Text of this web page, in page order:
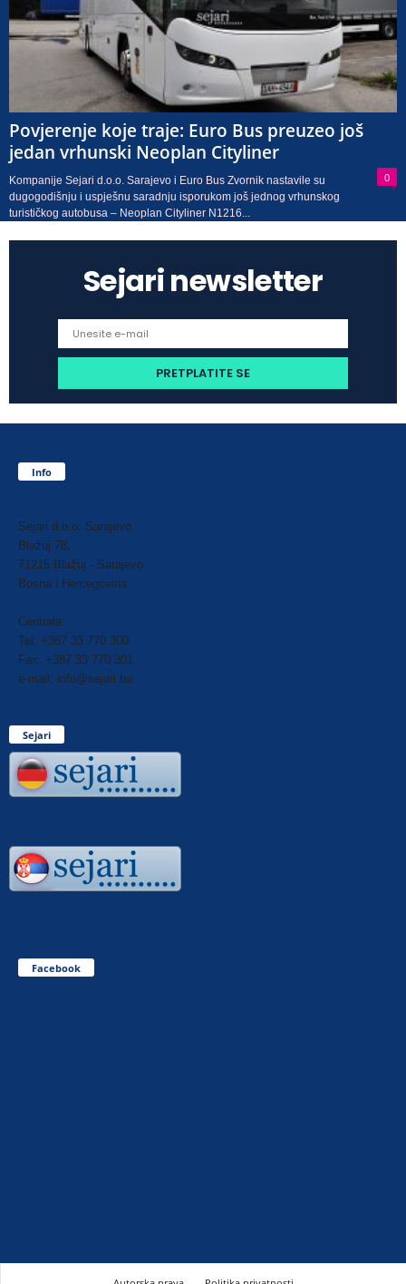
Povjerenje koje traje: Euro Bus preuzeo još
jedan vrhunski Neoplan Cityliner
0
Kompanije Sejari d.o.o. Sarajevo i Euro Bus Zvornik nastavile su
dugogodišnju i uspješnu saradnju isporukom još jednog vrhunskog
turističkog autobusa – Neoplan Cityliner N1216...
Sejari newsletter
Info
Sejari d.o.o. Sarajevo
Blažuj 78,
71215 Blažuj - Sarajevo
Bosna i Hercegovina
Centrala:
Tel: +387 33 770 300
Fax: +387 33 770 301
e-mail: info@sejari.ba
Sejari
Facebook